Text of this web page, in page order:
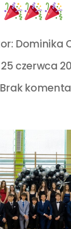
Dominika
25 czerwca
Brak